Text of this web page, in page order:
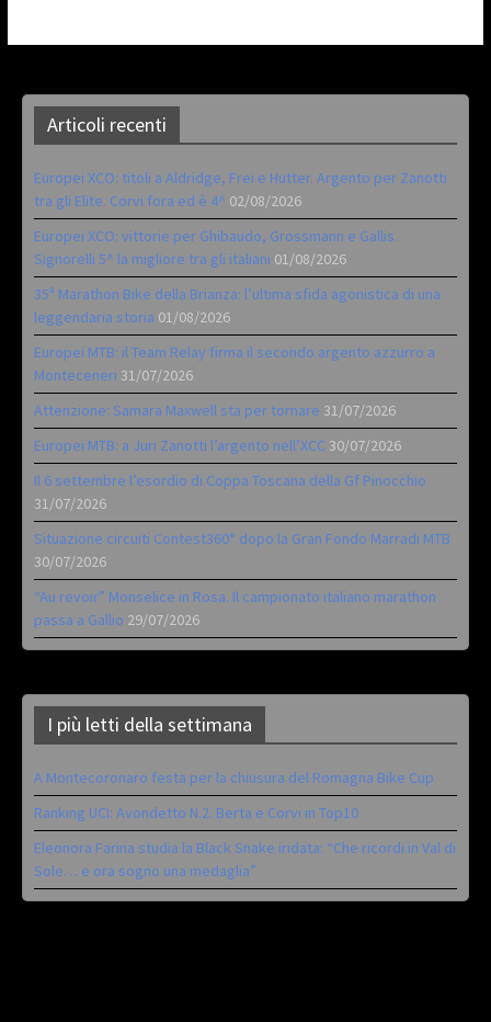
Articoli recenti
Europei XCO: titoli a Aldridge, Frei e Hutter. Argento per Zanotti
tra gli Elite. Corvi fora ed è 4^ 02/08/2026
Europei XCO: vittorie per Ghibaudo, Grossmann e Gallis.
Signorelli 5^ la migliore tra gli italiani 01/08/2026
35ª Marathon Bike della Brianza: l’ultima sfida agonistica di una
leggendaria storia 01/08/2026
Europei MTB: il Team Relay firma il secondo argento azzurro a
Monteceneri 31/07/2026
Attenzione: Samara Maxwell sta per tornare 31/07/2026
Europei MTB: a Juri Zanotti l’argento nell’XCC 30/07/2026
Il 6 settembre l’esordio di Coppa Toscana della Gf Pinocchio
31/07/2026
Situazione circuiti Contest360° dopo la Gran Fondo Marradi MTB
30/07/2026
“Au revoir” Monselice in Rosa. Il campionato italiano marathon
passa a Gallio 29/07/2026
I più letti della settimana
A Montecoronaro festa per la chiusura del Romagna Bike Cup
Ranking UCI: Avondetto N.2. Berta e Corvi in Top10
Eleonora Farina studia la Black Snake iridata: “Che ricordi in Val di
Sole… e ora sogno una medaglia”